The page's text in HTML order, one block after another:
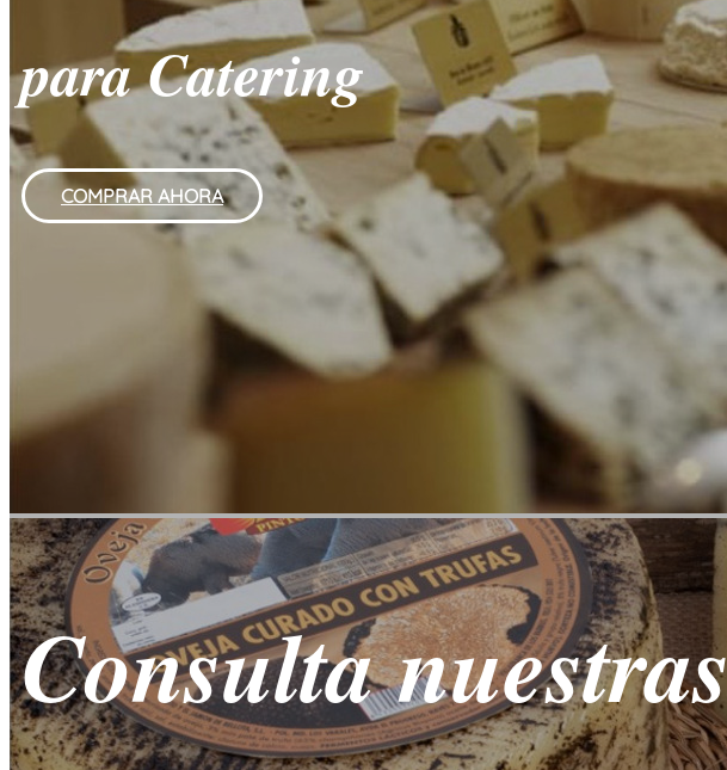
para Catering
COMPRAR AHORA
Consulta nuestras